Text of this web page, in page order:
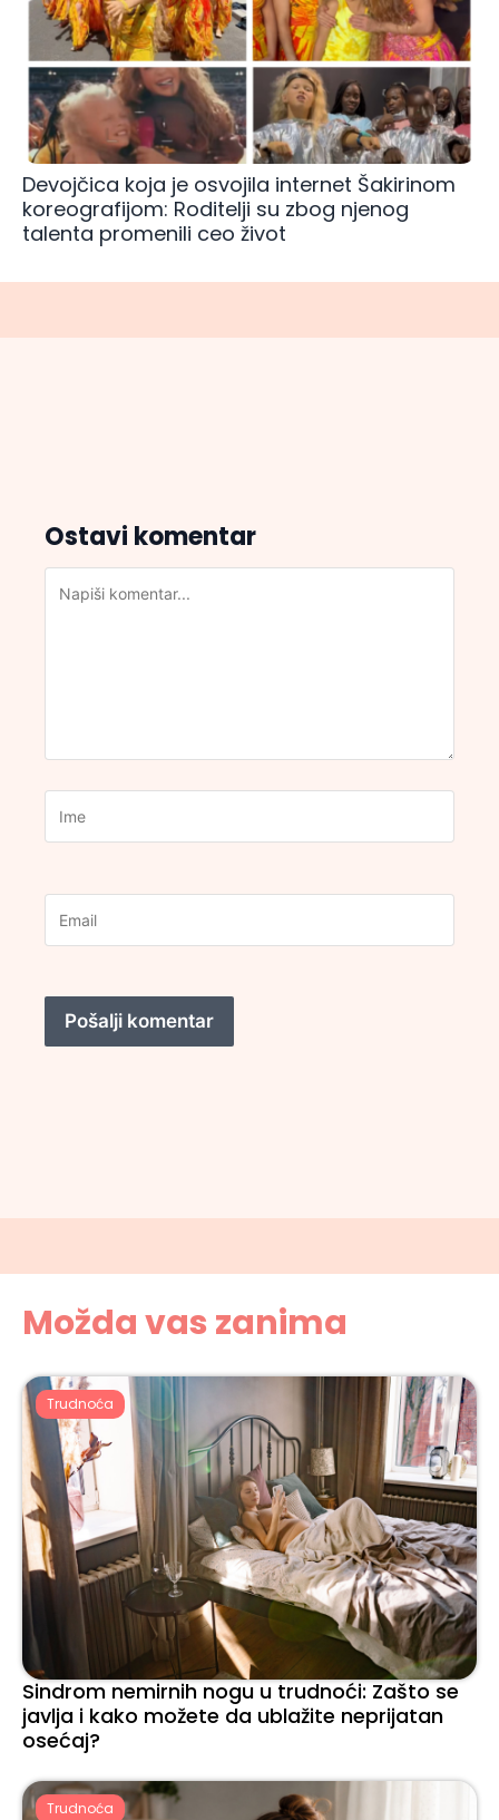
Devojčica koja je osvojila internet Šakirinom
koreografijom: Roditelji su zbog njenog
talenta promenili ceo život
Ostavi komentar
Možda vas zanima
Trudnoća
Sindrom nemirnih nogu u trudnoći: Zašto se
javlja i kako možete da ublažite neprijatan
osećaj?
Trudnoća